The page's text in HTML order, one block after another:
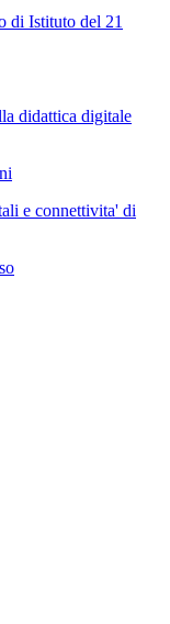
di Istituto del 21
didattica digitale
e connettivita' di